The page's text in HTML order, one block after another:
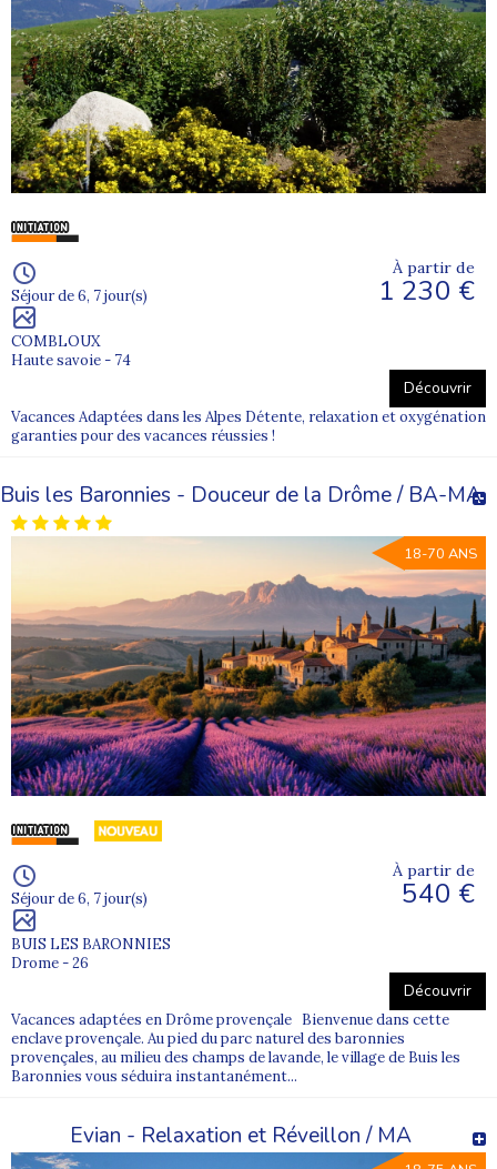
Séjour de 6, 7 jour(s)
COMBLOUX
Haute savoie - 74
À partir de
1 230 €
Découvrir
Vacances Adaptées dans les Alpes Détente, relaxation et oxygénation
garanties pour des vacances réussies !
Buis les Baronnies - Douceur de la Drôme / BA-MA
18-70 ANS
Séjour de 6, 7 jour(s)
BUIS LES BARONNIES
Drome - 26
À partir de
540 €
Découvrir
Vacances adaptées en Drôme provençale Bienvenue dans cette
enclave provençale. Au pied du parc naturel des baronnies
provençales, au milieu des champs de lavande, le village de Buis les
Baronnies vous séduira instantanément...
Evian - Relaxation et Réveillon / MA